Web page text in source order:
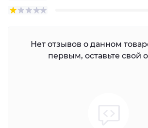
Нет отзывов о данном
первым, оставьте свой